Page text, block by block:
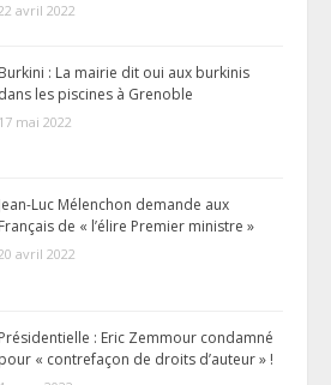
avril 2022
Burkini : La mairie dit oui aux burkinis
dans les piscines à Grenoble
17 mai 2022
Jean-Luc Mélenchon demande aux
Français de « l’élire Premier ministre »
avril 2022
Présidentielle : Eric Zemmour condamné
pour « contrefaçon de droits d’auteur » !